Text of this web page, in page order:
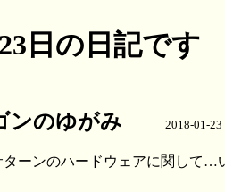
日の日記です
ンのゆがみ 2018-01-
ターンのハードウェアに関して